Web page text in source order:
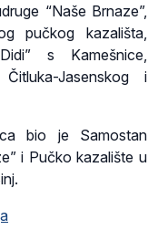
“Naše Brnaze”,
pučkog kazališta,
s Kamešnice,
Jasenskog i
bio je Samostan
i Pučko kazalište u